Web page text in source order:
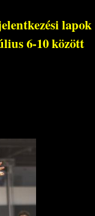
lapok
6-10 között